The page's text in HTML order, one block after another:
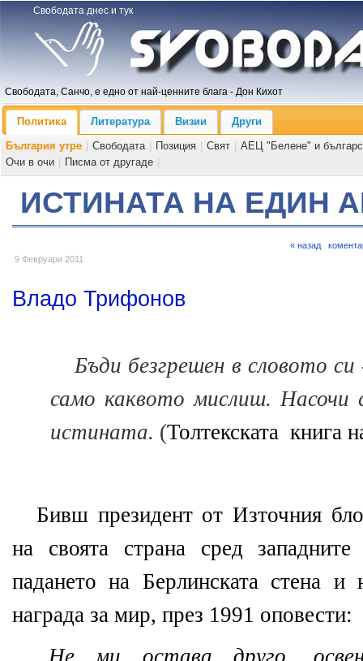
Свободата днес и тук
Свободата, Санчо, е едно от най-ценните блага - Дон Кихот
Политика Литература Визии
Други
България утре
Свободата Позиция Свят
АЕЦ "Белене" и
Очи в очи
Писма от другаде
ИСТИНАТА НА ЕДИН
9 Февруари 2011
« назад
Владо Трифонов
Бъди безгрешен в словото си
само каквото мислиш. Насочи
истината. (Толтекската книга
Бивш президент от Източния
на своята страна сред
падането на Берлинската стена
награда за мир, през 1991 оповести:
„Не ми остава друго,